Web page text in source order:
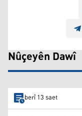
Nûçeyên Dawî
berî 13 saet